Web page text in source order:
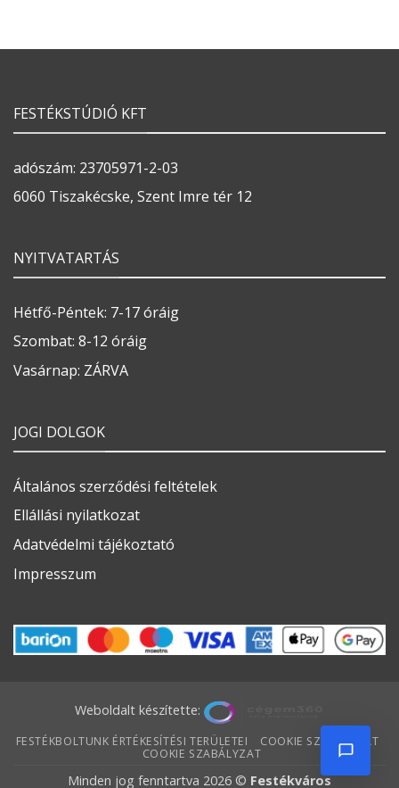
FESTÉKSTÚDIÓ KFT
adószám: 23705971-2-03
6060 Tiszakécske, Szent Imre tér 12
NYITVATARTÁS
Hétfő-Péntek: 7-17 óráig
Szombat: 8-12 óráig
Vasárnap: ZÁRVA
JOGI DOLGOK
Általános szerződési feltételek
Ellállási nyilatkozat
Adatvédelmi tájékoztató
Impresszum
Weboldalt készítette:
FESTÉKBOLTUNK ÉRTÉKESÍTÉSI TERÜLETEI
COOKIE SZABÁLYZAT
COOKIE SZABÁLYZAT
Minden jog fenntartva 2026 © Festékváros